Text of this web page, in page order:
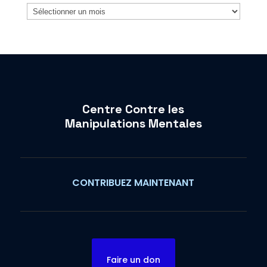
Archives
Centre Contre les
Manipulations Mentales
CONTRIBUEZ MAINTENANT
Faire un don